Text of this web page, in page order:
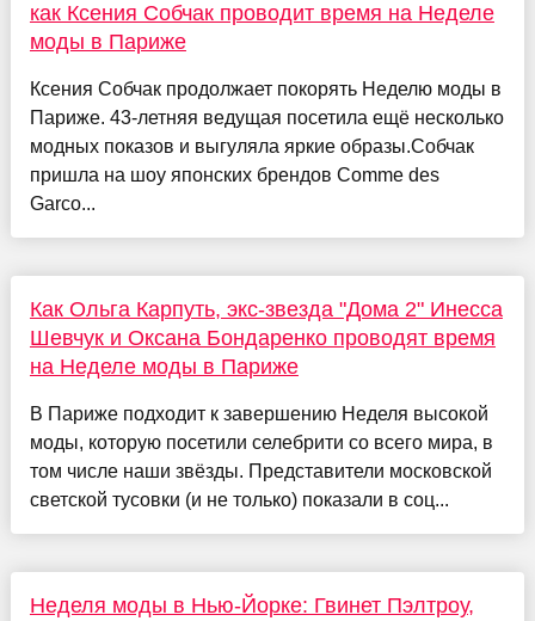
как Ксения Собчак проводит время на Неделе
моды в Париже
Ксения Собчак продолжает покорять Неделю моды в
Париже. 43-летняя ведущая посетила ещё несколько
модных показов и выгуляла яркие образы.Собчак
пришла на шоу японских брендов Comme des
Garco...
Как Ольга Карпуть, экс-звезда "Дома 2" Инесса
Шевчук и Оксана Бондаренко проводят время
на Неделе моды в Париже
В Париже подходит к завершению Неделя высокой
моды, которую посетили селебрити со всего мира, в
том числе наши звёзды. Представители московской
светской тусовки (и не только) показали в соц...
Неделя моды в Нью-Йорке: Гвинет Пэлтроу,